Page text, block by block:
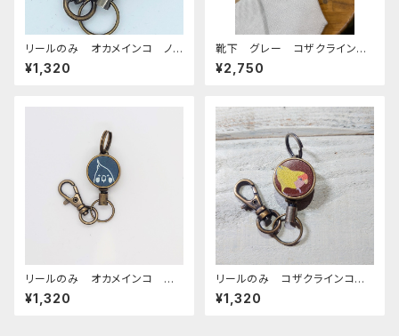
リールのみ オカメインコ ノ
ーマル レッドブラウン おか
めいんこ
¥1,320
靴下 グレー コザクライン
コ 日本製 刺繍 奈良の靴
下 くつした こざくらいんこ
¥2,750
リールのみ オカメインコ モノ
トーン ネイビー おかめいん
こ
¥1,320
リールのみ コザクラインコ
イエロー ブラウン こざくらい
んこ
¥1,320